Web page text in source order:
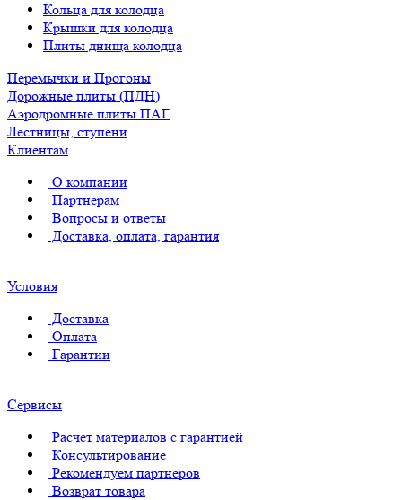
Кольца для колодца
Крышки для колодца
Плиты днища колодца
Перемычки и Прогоны
Дорожные плиты (ПДН)
Аэродромные плиты ПАГ
Лестницы, ступени
Клиентам
О компании
Партнерам
Вопросы и ответы
Доставка, оплата, гарантия
Условия
Доставка
Оплата
Гарантии
Сервисы
Расчет материалов с гарантией
Консультирование
Рекомендуем партнеров
Возврат товара